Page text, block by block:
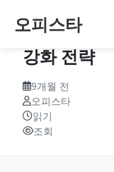
오피스타
오피스타
강화 전략
9개월 전
오피스타
읽기
조회